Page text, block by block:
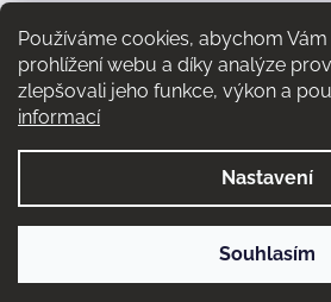
Používáme cookies, abychom
prohlížení webu a díky analýze
zlepšovali jeho funkce, výkon a
informací
Nastavení
Souhlasím
Sledovat na Instagramu